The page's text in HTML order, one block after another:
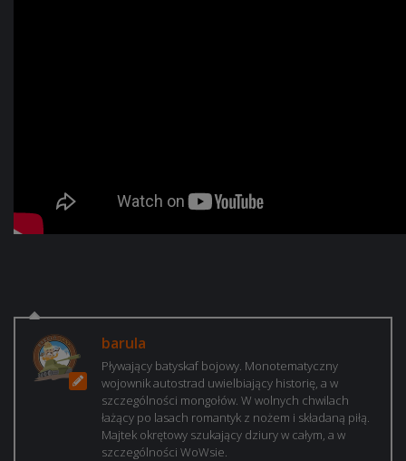
barula
Pływający batyskaf bojowy. Monotematyczny
wojownik autostrad uwielbiający historię, a w
szczególności mongołów. W wolnych chwilach
łażący po lasach romantyk z nożem i składaną piłą.
Majtek okrętowy szukający dziury w całym, a w
szczególności WoWsie.